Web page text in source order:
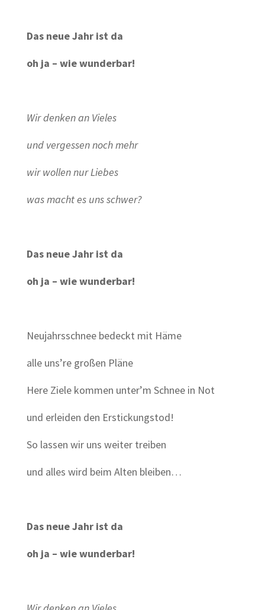
Das neue Jahr ist da
oh ja – wie wunderbar!
Wir denken an Vieles
und vergessen noch mehr
wir wollen nur Liebes
was macht es uns schwer?
Das neue Jahr ist da
oh ja – wie wunderbar!
Neujahrsschnee bedeckt mit Häme
alle uns’re großen Pläne
Here Ziele kommen unter’m Schnee in Not
und erleiden den Erstickungstod!
So lassen wir uns weiter treiben
und alles wird beim Alten bleiben…
Das neue Jahr ist da
oh ja – wie wunderbar!